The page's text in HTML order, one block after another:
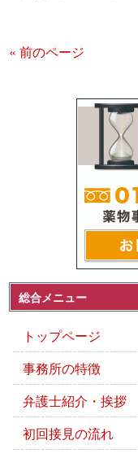
« 前のページ
総合メニュー
トップページ
事務所の特徴
弁護士紹介・挨拶
初回接見の流れ